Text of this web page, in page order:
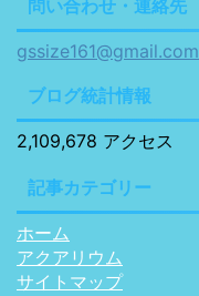
問い合わせ・連絡先
gssize161@gmail.com
ブログ統計情報
2,109,678 アクセス
記事カテゴリー
ホーム
アクアリウム
サイトマップ